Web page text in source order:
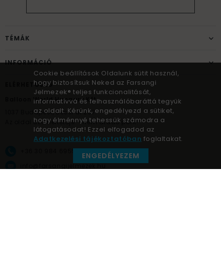
TÉMÁK
INFORMÁCIÓ
ELÉRHETŐSÉG
Balloon World Hungary Kft.
Budapest, Bécsi út 267.
Az oldal üzemeltetője – nem átadó pont!
+36 30 984 6955
info@farsangijelmezek.hu
Cookie beállítások Oldalunk sütit használ,
hogy biztosítsuk Neked az Farsangi
Jelmezek® teljes funkcionalitását,
informatívvá és felhasználóbaráttá tegyük
az oldalt. Kérünk, engedélyezd a sütiket,
hogy élménnyé tehessük számodra a
látogatásodat! Ezzel elfogadod az
Adatkezelési tájékoztatóban foglaltakat.
ENGEDÉLYEZEM